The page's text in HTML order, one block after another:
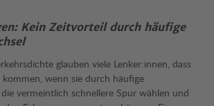
Kein Zeitvorteil durch häufige
glauben viele Lenker:innen, dass
kommen, wenn sie durch häufige
vermeintlich schnellere Spur wählen und